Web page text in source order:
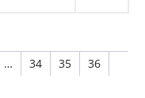
… 34 35 36